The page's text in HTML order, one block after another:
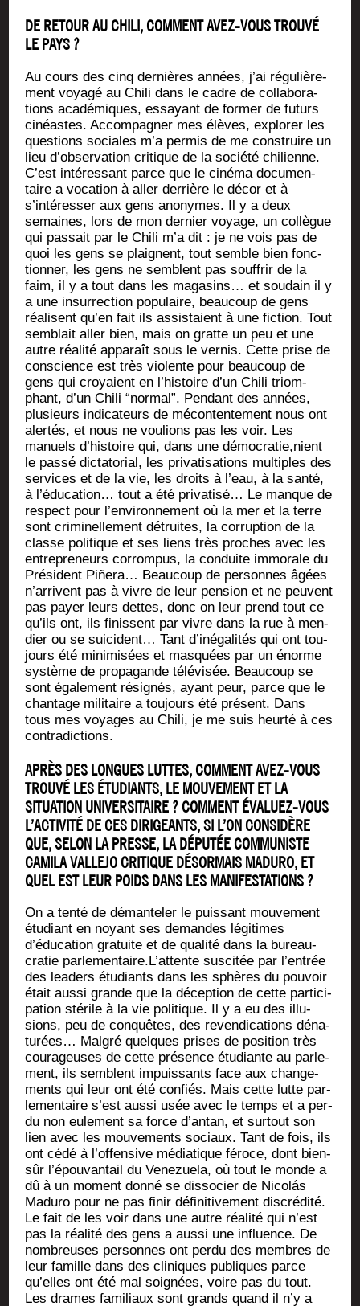
DE RETOUR AU CHILI, COMMENT AVEZ-VOUS TROUVÉ
LE PAYS ?
Au cours des cinq der­nières années, j’ai régu­liè­re­
ment voya­gé au Chi­li dans le cadre de col­la­bo­ra­
tions aca­dé­miques, essayant de for­mer de futurs
cinéastes. Accom­pa­gner mes élèves, explo­rer les
ques­tions sociales m’a per­mis de me construire un
lieu d’observation cri­tique de la socié­té chi­lienne.
C’est inté­res­sant parce que le ciné­ma docu­men­
taire a voca­tion à aller der­rière le décor et à
s’intéresser aux gens ano­nymes. Il y a deux
semaines, lors de mon der­nier voyage, un col­lègue
qui pas­sait par le Chi­li m’a dit : je ne vois pas de
quoi les gens se plaignent, tout semble bien fonc­
tion­ner, les gens ne semblent pas souf­frir de la
faim, il y a tout dans les maga­sins… et sou­dain il y
a une insur­rec­tion popu­laire, beau­coup de gens
réa­lisent qu’en fait ils assis­taient à une fic­tion. Tout
sem­blait aller bien, mais on gratte un peu et une
autre réa­li­té appa­raît sous le ver­nis. Cette prise de
conscience est très vio­lente pour beau­coup de
gens qui croyaient en l’histoire d’un Chi­li triom­
phant, d’un Chi­li “nor­mal”. Pen­dant des années,
plu­sieurs indi­ca­teurs de mécon­ten­te­ment nous ont
aler­tés, et nous ne vou­lions pas les voir. Les
manuels d’histoire qui, dans une démocratie,nient
le pas­sé dic­ta­to­rial, les pri­va­ti­sa­tions mul­tiples des
ser­vices et de la vie, les droits à l’eau, à la san­té,
à l’éducation… tout a été pri­va­ti­sé… Le manque de
res­pect pour l’environnement où la mer et la terre
sont cri­mi­nel­le­ment détruites, la cor­rup­tion de la
classe poli­tique et ses liens très proches avec les
entre­pre­neurs cor­rom­pus, la conduite immo­rale du
Pré­sident Piñe­ra… Beau­coup de per­sonnes âgées
n’arrivent pas à vivre de leur pen­sion et ne peuvent
pas payer leurs dettes, donc on leur prend tout ce
qu’ils ont, ils finissent par vivre dans la rue à men­
dier ou se sui­cident… Tant d’inégalités qui ont tou­
jours été mini­mi­sées et mas­quées par un énorme
sys­tème de pro­pa­gande télé­vi­sée. Beau­coup se
sont éga­le­ment rési­gnés, ayant peur, parce que le
chan­tage mili­taire a tou­jours été pré­sent. Dans
tous mes voyages au Chi­li, je me suis heur­té à ces
contradictions.
APRÈS DES LONGUES LUTTES, COMMENT AVEZ-VOUS
TROUVÉ LES ÉTUDIANTS, LE MOUVEMENT ET LA
SITUATION UNIVERSITAIRE ? COMMENT ÉVALUEZ-VOUS
L’ACTIVITÉ DE CES DIRIGEANTS, SI L’ON CONSIDÈRE
QUE, SELON LA PRESSE, LA DÉPUTÉE COMMUNISTE
CAMILA VALLEJO CRITIQUE DÉSORMAIS MADURO, ET
QUEL EST LEUR POIDS DANS LES MANIFESTATIONS ?
On a ten­té de déman­te­ler le puis­sant mou­ve­ment
étu­diant en noyant ses demandes légi­times
d’éducation gra­tuite et de qua­li­té dans la bureau­
cra­tie parlementaire.L’attente sus­ci­tée par l’entrée
des lea­ders étu­diants dans les sphères du pou­voir
était aus­si grande que la décep­tion de cette par­ti­ci­
pa­tion sté­rile à la vie poli­tique. Il y a eu des illu­
sions, peu de conquêtes, des reven­di­ca­tions déna­
tu­rées… Mal­gré quelques prises de posi­tion très
cou­ra­geuses de cette pré­sence étu­diante au par­le­
ment, ils semblent impuis­sants face aux chan­ge­
ments qui leur ont été confiés. Mais cette lutte par­
le­men­taire s’est aus­si usée avec le temps et a per­
du non eule­ment sa force d’antan, et sur­tout son
lien avec les mou­ve­ments sociaux. Tant de fois, ils
ont cédé à l’offensive média­tique féroce, dont bien-
sûr l’épouvantail du Vene­zue­la, où tout le monde a
dû à un moment don­né se dis­so­cier de Nicolás
Madu­ro pour ne pas finir défi­ni­ti­ve­ment dis­cré­di­té.
Le fait de les voir dans une autre réa­li­té qui n’est
pas la réa­li­té des gens a aus­si une influence. De
nom­breuses per­sonnes ont per­du des membres de
leur famille dans des cli­niques publiques parce
qu’elles ont été mal soi­gnées, voire pas du tout.
Les drames fami­liaux sont grands quand il n’y a